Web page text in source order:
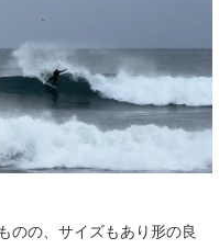
のの、サイズもあり形の良